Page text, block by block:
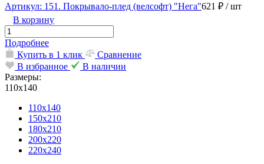
Артикул: 151. Покрывало-плед (велсофт) "Нега"621 ₽ / шт
В корзину
Подробнее
Купить в 1 клик
Сравнение
В избранное
В наличии
Размеры:
110х140
110х140
150х210
180х210
200х220
220х240